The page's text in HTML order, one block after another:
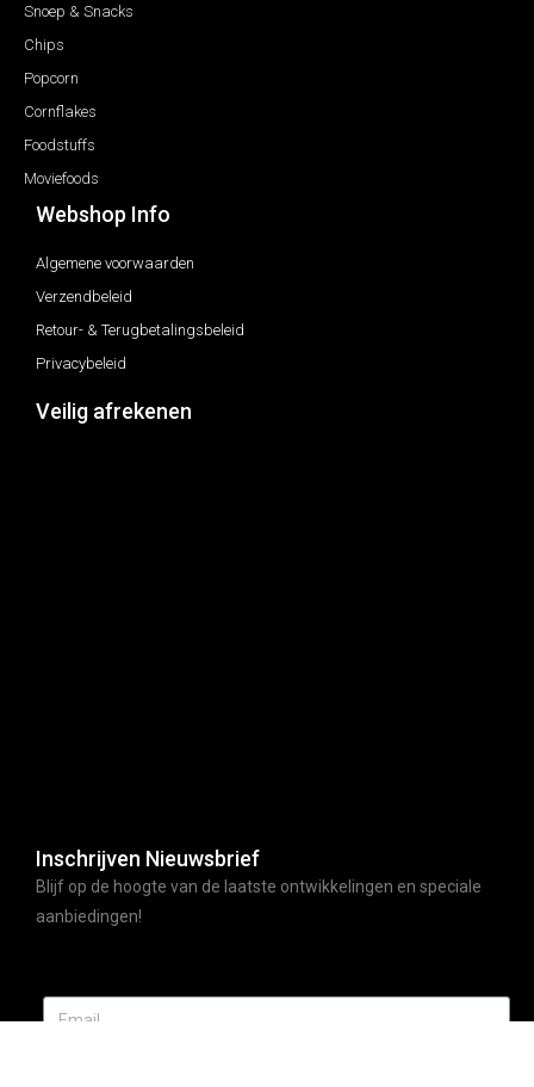
Snoep & Snacks
Chips
Popcorn
Cornflakes
Foodstuffs
Moviefoods
Webshop Info
Algemene voorwaarden
Verzendbeleid
Retour- & Terugbetalingsbeleid
Privacybeleid
Veilig afrekenen
Inschrijven Nieuwsbrief
Blijf op de hoogte van de laatste ontwikkelingen en speciale
aanbiedingen!